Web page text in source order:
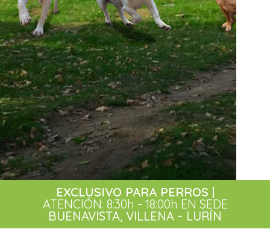
EXCLUSIVO PARA PERROS |
ATENCIÓN: 8:30h - 18:00h EN SEDE
BUENAVISTA, VILLENA - LURÍN